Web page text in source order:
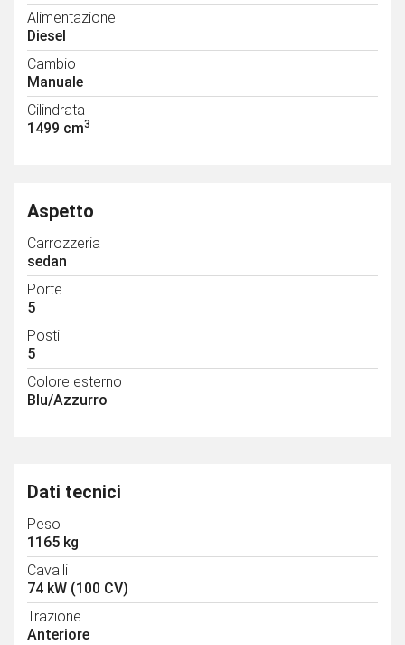
Alimentazione
Diesel
Cambio
Manuale
Cilindrata
1499 cm3
Aspetto
Carrozzeria
sedan
Porte
5
Posti
5
Colore esterno
Blu/Azzurro
Dati tecnici
Peso
1165 kg
Cavalli
74 kW (100 CV)
Trazione
Anteriore